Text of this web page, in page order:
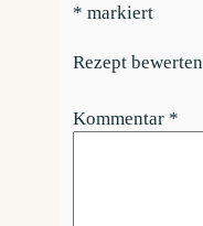
* markiert
Rezept bewerten
Kommentar *